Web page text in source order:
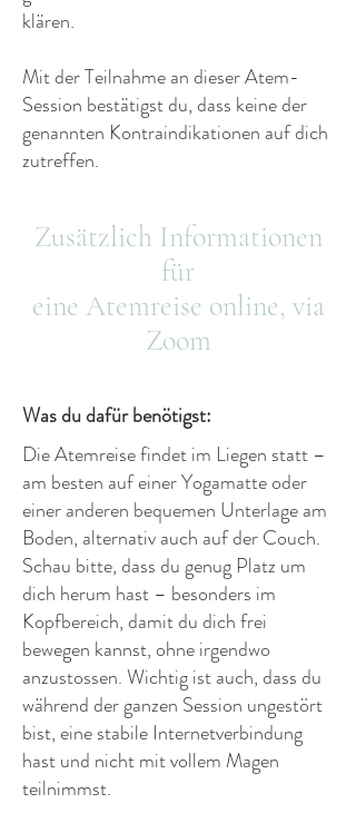
klären.
Mit der Teilnahme an dieser Atem-
Session bestätigst du, dass keine der
genannten Kontraindikationen auf dich
zutreffen.
Zusätzlich Informationen
für
eine Atemreise online, via
Zoom
Was du dafür benötigst:
Die Atemreise findet im Liegen statt –
am besten auf einer Yogamatte oder
einer anderen bequemen Unterlage am
Boden, alternativ auch auf der Couch.
Schau bitte, dass du genug Platz um
dich herum hast – besonders im
Kopfbereich, damit du dich frei
bewegen kannst, ohne irgendwo
anzustossen. Wichtig ist auch, dass du
während der ganzen Session ungestört
bist, eine stabile Internetverbindung
hast und nicht mit vollem Magen
teilnimmst.